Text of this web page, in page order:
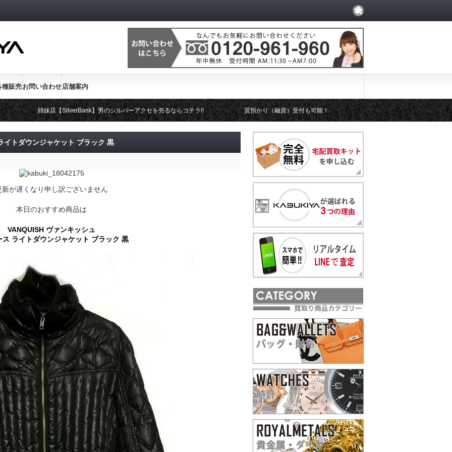
種販売お問い合わせ店舗案内
姉妹店【SilverBank】男のシルバーアクセを売るならコチラ!! 質預かり（融資）受付も可能！
イトダウンジャケット ブラック 黒
新が遅くなり申し訳ございません
本日のおすすめ商品は
VANQUISH ヴァンキッシュ
ス ライトダウンジャケット ブラック 黒